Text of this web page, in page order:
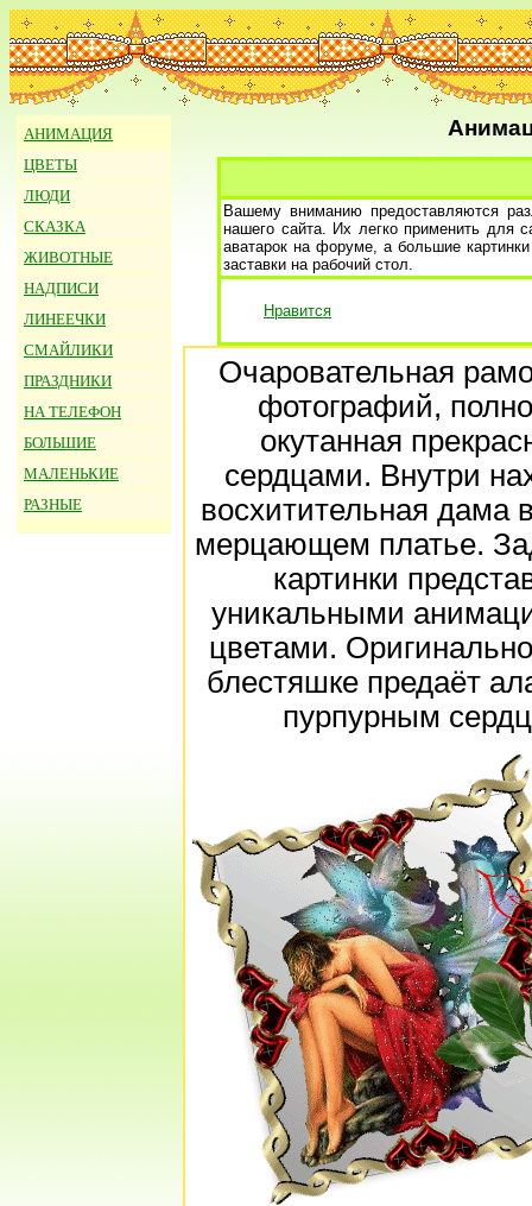
АНИМАЦИЯ
ЦВЕТЫ
ЛЮДИ
СКАЗКА
ЖИВОТНЫЕ
НАДПИСИ
ЛИНЕЕЧКИ
СМАЙЛИКИ
ПРАЗДНИКИ
НА ТЕЛЕФОН
БОЛЬШИЕ
МАЛЕНЬКИЕ
РАЗНЫЕ
Вашему вниманию предоставляются
нашего сайта. Их легко применить для
аватарок на форуме, а большие
заставки на рабочий стол.
Нравится
Очаровательная
фотографий,
окутанная
сердцами. Внутри
восхитительная дама
мерцающем платье.
картинки
уникальными
цветами.
блестяшке предаёт
пурпурным